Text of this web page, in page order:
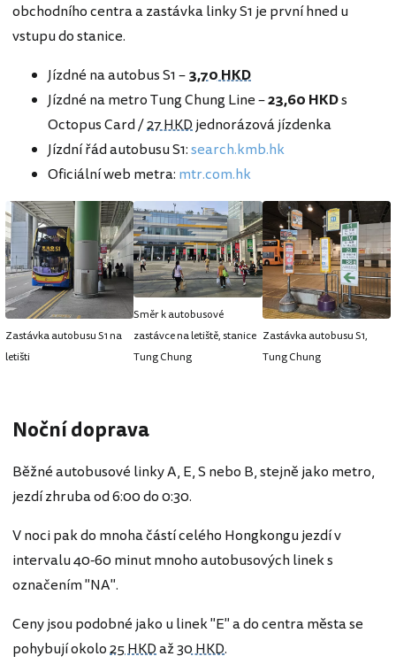
obchodního centra a zastávka linky S1 je první hned u
vstupu do stanice.
Jízdné na autobus S1 –3,70 HKD
Jízdné na metro Tung Chung Line –23,60 HKDs
Octopus Card /27 HKDjednorázová jízdenka
Jízdní řád autobusu S1:search.kmb.hk
Oficiální web metra: mtr.com.hk
Zastávka autobusu S1 na
letišti
Směr k autobusové
zastávce na letiště, stanice
Tung Chung
Zastávka autobusu S1,
Tung Chung
Noční doprava
Běžné autobusové linky A, E, S nebo B, stejně jako metro,
jezdí zhruba od 6:00 do 0:30.
V noci pak do mnoha částí celého Hongkongu jezdí v
intervalu 40-60 minut mnoho autobusových linek s
označením "NA".
Ceny jsou podobné jako u linek "E" a do centra města se
pohybují okolo25 HKDaž30 HKD.